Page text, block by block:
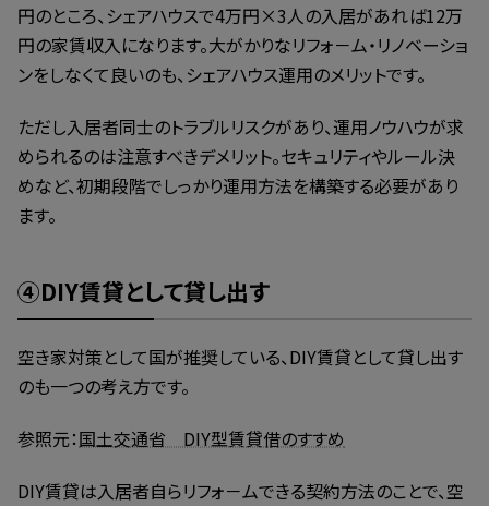
円のところ、シェアハウスで4万円×3人の入居があれば12万
円の家賃収入になります。大がかりなリフォ－ム・リノベーショ
ンをしなくて良いのも、シェアハウス運用のメリットです。
ただし入居者同士のトラブルリスクがあり、運用ノウハウが求
められるのは注意すべきデメリット。セキュリティやルール決
めなど、初期段階でしっかり運用方法を構築する必要があり
ます。
④DIY賃貸として貸し出す
空き家対策として国が推奨している、DIY賃貸として貸し出す
のも一つの考え方です。
参照元：国土交通省 DIY型賃貸借のすすめ
DIY賃貸は入居者自らリフォ－ムできる契約方法のことで、空